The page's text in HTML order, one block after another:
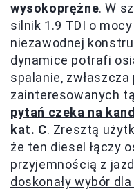
wysokoprężne. W
silnik 1.9 TDI o
niezawodnej
dynamice potrafi
spalanie,
zainteresowanych
pytań czeka na
kat. C. Zresztą
że ten diesel łączy
przyjemnością z
doskonały wybór